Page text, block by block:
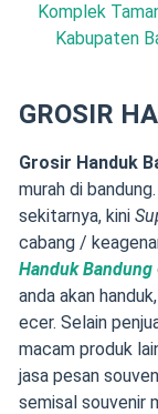
Komplek
Kabupaten
GROSIR
Grosir Handuk
murah di
sekitarnya, kini
cabang /
Handuk Bandung
anda akan
ecer. Selain
macam produk
jasa pesan
semisal souvenir